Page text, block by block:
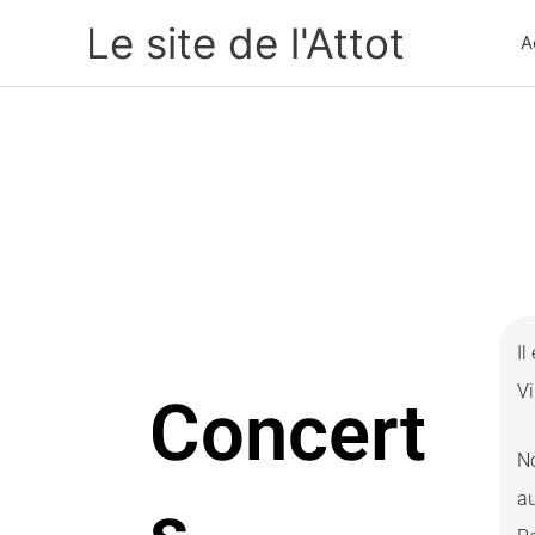
Le site de l'Attot
Concert